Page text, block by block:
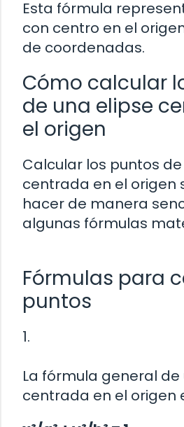
Esta fórmula
con centro en el
de coordenadas.
Cómo calcular
de una elipse
el origen
Calcular los puntos
centrada en el origen
hacer de manera
algunas fórmulas
Fórmulas para
puntos
1.
La fórmula general de
centrada en el origen